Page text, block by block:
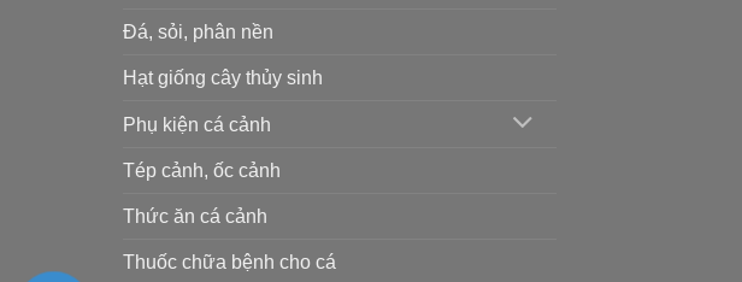
Đá, sỏi, phân nền
Hạt giống cây thủy sinh
Phụ kiện cá cảnh
Tép cảnh, ốc cảnh
Thức ăn cá cảnh
Thuốc chữa bệnh cho cá